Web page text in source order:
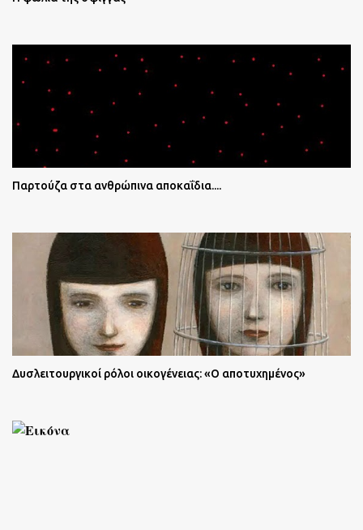
Παρτούζα στα ανθρώπινα αποκαΐδια....
Δυσλειτουργικοί ρόλοι οικογένειας: «Ο αποτυχημένος»